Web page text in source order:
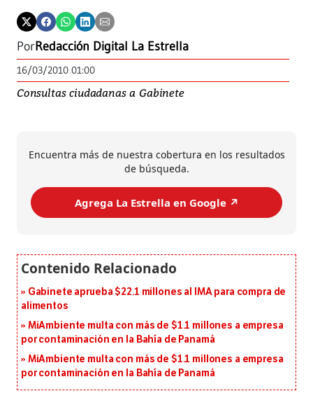
PorRedacción Digital La Estrella
16/03/2010 01:00
Consultas ciudadanas a Gabinete
Encuentra más de nuestra cobertura en los resultados
de búsqueda.
Agrega La Estrella en Google ↗️
Gabinete aprueba $22.1 millones al IMA para compra de
alimentos
MiAmbiente multa con más de $1.1 millones a empresa
por contaminación en la Bahía de Panamá
MiAmbiente multa con más de $1.1 millones a empresa
por contaminación en la Bahía de Panamá